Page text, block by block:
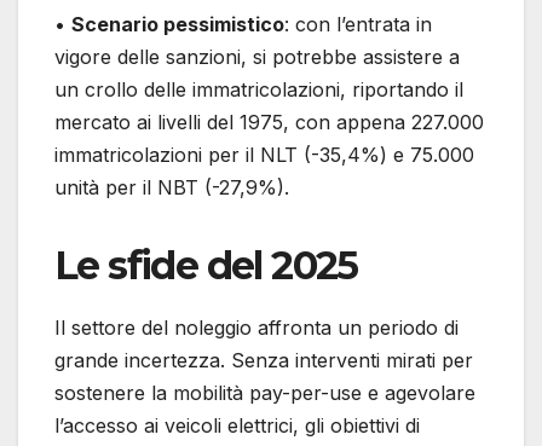
• Scenario pessimistico: con l’entrata in
vigore delle sanzioni, si potrebbe assistere a
un crollo delle immatricolazioni, riportando il
mercato ai livelli del 1975, con appena 227.000
immatricolazioni per il NLT (-35,4%) e 75.000
unità per il NBT (-27,9%).
Le sfide del 2025
Il settore del noleggio affronta un periodo di
grande incertezza. Senza interventi mirati per
sostenere la mobilità pay-per-use e agevolare
l’accesso ai veicoli elettrici, gli obiettivi di